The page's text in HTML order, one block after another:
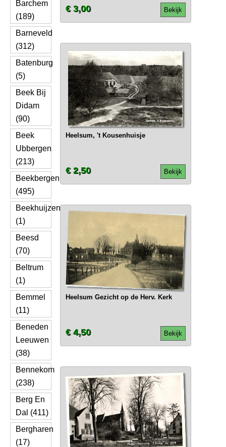
Barchem
(189)
Barneveld
(312)
Batenburg
(5)
Beek Bij
Didam
(90)
Beek
Ubbergen
(213)
Beekbergen
(495)
Beekhuijzen
(1)
Beesd
(70)
Beltrum
(1)
Bemmel
(11)
Beneden
Leeuwen
(38)
Bennekom
(238)
Berg En
Dal (411)
Bergharen
(17)
Bekijk
€ 3,00
Heelsum, 't Kousenhuisje
Bekijk
€ 2,50
Heelsum Gezicht op de Herv. Kerk
Bekijk
€ 4,50